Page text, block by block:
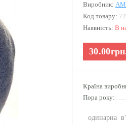
Виробник:
Код товару:
Наявність: В
Країна
Пора року:
одинарна